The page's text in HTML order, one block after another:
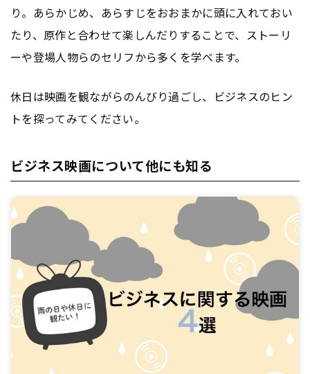
り。あらかじめ、あらすじをおおまかに頭に入れておい
たり、原作と合わせて楽しんだりすることで、ストーリ
ーや登場人物らのセリフから多くを学べます。
休日は映画を観ながらのんびり過ごし、ビジネスのヒン
トを探ってみてください。
ビジネス映画について他にも知る